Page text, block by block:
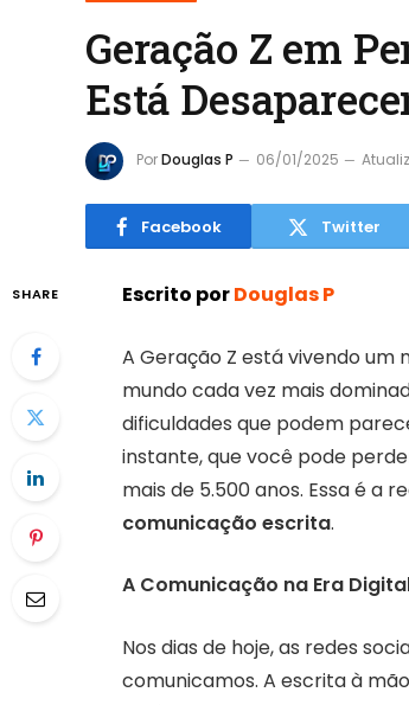
Geração Z em
Está
PorDouglas P 06/01/2025
Facebook Twitter
SHARE Escrito porDouglas P
A Geração Z está vivendo
mundo cada vez mais
dificuldades que podem
instante, que você pode
mais de 5.500 anos. Essa é a
comunicação escrita.
A Comunicação na Era
Nos dias de hoje, as redes
comunicamos. A escrita à